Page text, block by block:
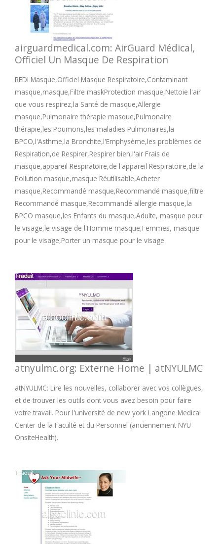
airguardmedical.com: AirGuard Médical,
Officiel Un Masque De Respiration
REDI Masque,Officiel Masque Respiratoire,Contaminant
masque,masque,Filtre maskProtection masque,Nettoie l'air
que vous respirez,la Santé de masque,Allergie
masque,Pulmonaire thérapie masque,Pulmonaire
thérapie,les Poumons,les maladies Pulmonaires,la
BPCO,l'Asthme,la Bronchite,l'Emphysème,les problèmes de
Respiration,de Respirer,Respirer bien,l'air Frais de
masque,appareil Respiratoire,de l'appareil Respiratoire,de la
Pollution masque,masque Réutilisable,Acheter
masque,Recommandé masque,Recommandé masque,filtre
Recommandé masque,Recommandé allergie masque,la
BPCO masque,les Enfants du masque,Adulte, masque pour
le visage,le visage de l'Homme masque,Femmes, masque
pour le visage,Porter un masque pour le visage
atnyulmc.org: Externe Home | atNYULMC
atNYULMC: Lire les nouvelles, collaborer avec vos collègues,
et de trouver les outils dont vous avez besoin pour faire
votre travail. Pour l'université de new york Langone Medical
Center de la Faculté et du Personnel (anciennement NYU
OnsiteHealth).